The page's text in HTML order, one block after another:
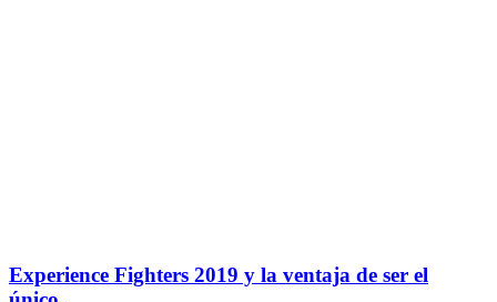
Experience Fighters 2019 y la ventaja de ser el